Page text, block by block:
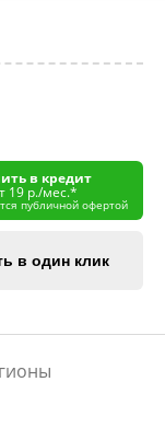
в кредит
19 р./мес.*
публичной офертой
в один клик